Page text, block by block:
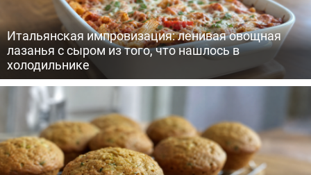
Итальянская импровизация: ленивая овощная
лазанья с сыром из того, что нашлось в
холодильнике